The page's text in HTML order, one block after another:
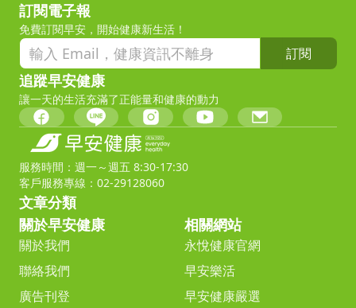
訂閱電子報
免費訂閱早安，開始健康新生活！
訂閱
追蹤早安健康
讓一天的生活充滿了正能量和健康的動力
服務時間：週一～週五 8:30-17:30
客戶服務專線：02-29128060
文章分類
關於早安健康
關於我們
聯絡我們
廣告刊登
相關網站
永悅健康官網
早安樂活
早安健康嚴選